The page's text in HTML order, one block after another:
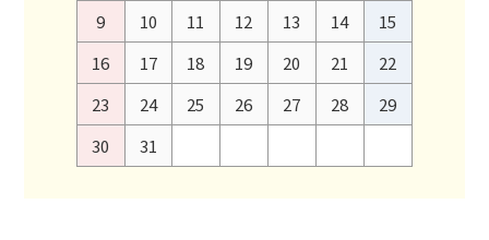
9
10 11 12 13 14
15
16
17 18 19 20 21
22
23
24 25 26 27 28
29
30
31